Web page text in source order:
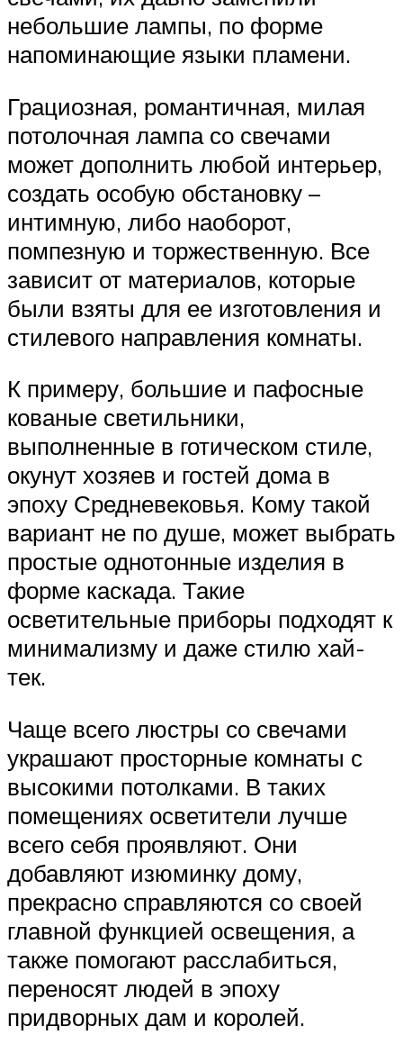
небольшие лампы, по форме
напоминающие языки пламени.
Грациозная, романтичная, милая
потолочная лампа со свечами
может дополнить любой интерьер,
создать особую обстановку –
интимную, либо наоборот,
помпезную и торжественную. Все
зависит от материалов, которые
были взяты для ее изготовления и
стилевого направления комнаты.
К примеру, большие и пафосные
кованые светильники,
выполненные в готическом стиле,
окунут хозяев и гостей дома в
эпоху Средневековья. Кому такой
вариант не по душе, может выбрать
простые однотонные изделия в
форме каскада. Такие
осветительные приборы подходят к
минимализму и даже стилю хай-
тек.
Чаще всего люстры со свечами
украшают просторные комнаты с
высокими потолками. В таких
помещениях осветители лучше
всего себя проявляют. Они
добавляют изюминку дому,
прекрасно справляются со своей
главной функцией освещения, а
также помогают расслабиться,
переносят людей в эпоху
придворных дам и королей.